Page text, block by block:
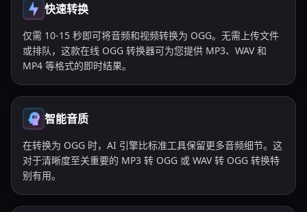
快速转换
仅需 10-15 秒即可将音频和视频转换为 OGG。无需上传文件
或排队，这款在线 OGG 转换器可为您提供 MP3、WAV 和
MP4 等格式的即时结果。
智能音质
在转换为 OGG 时，AI 引擎比标准工具保留更多音频细节。这
对于清晰度至关重要的 MP3 转 OGG 或 WAV 转 OGG 转换特
别有用。